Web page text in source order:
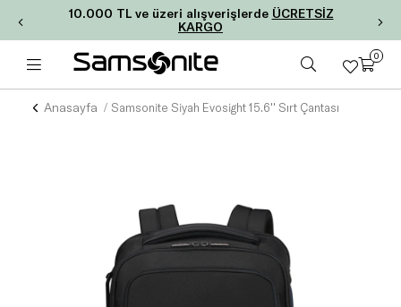
10.000 TL ve üzeri alışverişlerde ÜCRETSİZ
KARGO
0
Anasayfa Samsonite Siyah Evosight 15.6'' Sırt Çantası